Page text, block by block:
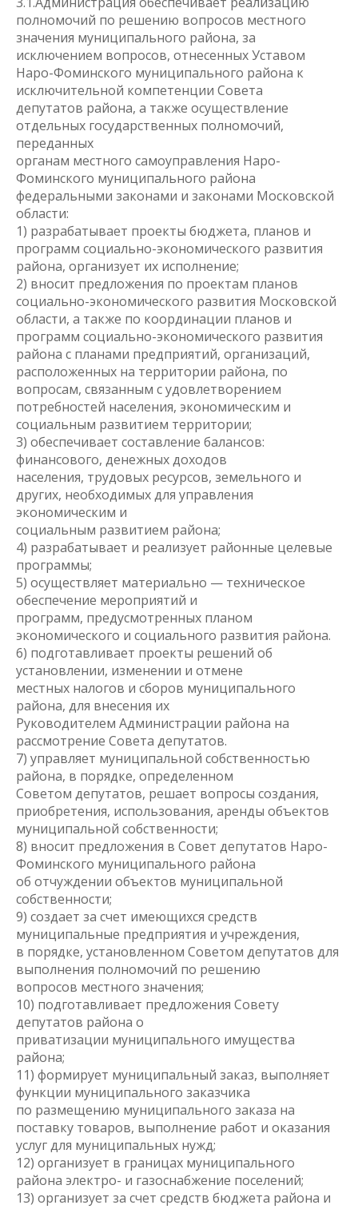
полномочий по решению вопросов местного
значения муниципального района, за
исключением вопросов, отнесенных Уставом
Наро-Фоминского муниципального района к
исключительной компетенции Совета
депутатов района, а также осуществление
отдельных государственных полномочий,
переданных
органам местного самоуправления Наро-
Фоминского муниципального района
федеральными законами и законами Московской
области:
1) разрабатывает проекты бюджета, планов и
программ социально-экономического развития
района, организует их исполнение;
2) вносит предложения по проектам планов
социально-экономического развития Московской
области, а также по координации планов и
программ социально-экономического развития
района с планами предприятий, организаций,
расположенных на территории района, по
вопросам, связанным с удовлетворением
потребностей населения, экономическим и
социальным развитием территории;
3) обеспечивает составление балансов:
финансового, денежных доходов
населения, трудовых ресурсов, земельного и
других, необходимых для управления
экономическим и
социальным развитием района;
4) разрабатывает и реализует районные целевые
программы;
5) осуществляет материально — техническое
обеспечение мероприятий и
программ, предусмотренных планом
экономического и социального развития района.
6) подготавливает проекты решений об
установлении, изменении и отмене
местных налогов и сборов муниципального
района, для внесения их
Руководителем Администрации района на
рассмотрение Совета депутатов.
7) управляет муниципальной собственностью
района, в порядке, определенном
Советом депутатов, решает вопросы создания,
приобретения, использования, аренды объектов
муниципальной собственности;
8) вносит предложения в Совет депутатов Наро-
Фоминского муниципального района
об отчуждении объектов муниципальной
собственности;
9) создает за счет имеющихся средств
муниципальные предприятия и учреждения,
в порядке, установленном Советом депутатов для
выполнения полномочий по решению
вопросов местного значения;
10) подготавливает предложения Совету
депутатов района о
приватизации муниципального имущества
района;
11) формирует муниципальный заказ, выполняет
функции муниципального заказчика
по размещению муниципального заказа на
поставку товаров, выполнение работ и оказания
услуг для муниципальных нужд;
12) организует в границах муниципального
района электро- и газоснабжение поселений;
13) организует за счет средств бюджета района и